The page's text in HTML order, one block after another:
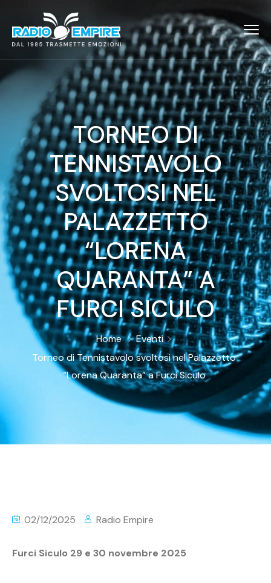
TORNEO DI
TENNISTAVOLO
SVOLTOSI NEL
PALAZZETTO
“LORENA
QUARANTA” A
FURCI SICULO
Home
Eventi
Torneo di Tennistavolo svoltosi nel Palazzetto
“Lorena Quaranta” a Furci Siculo
02/12/2025 Radio Empire
Furci Siculo 29 e 30 novembre 2025